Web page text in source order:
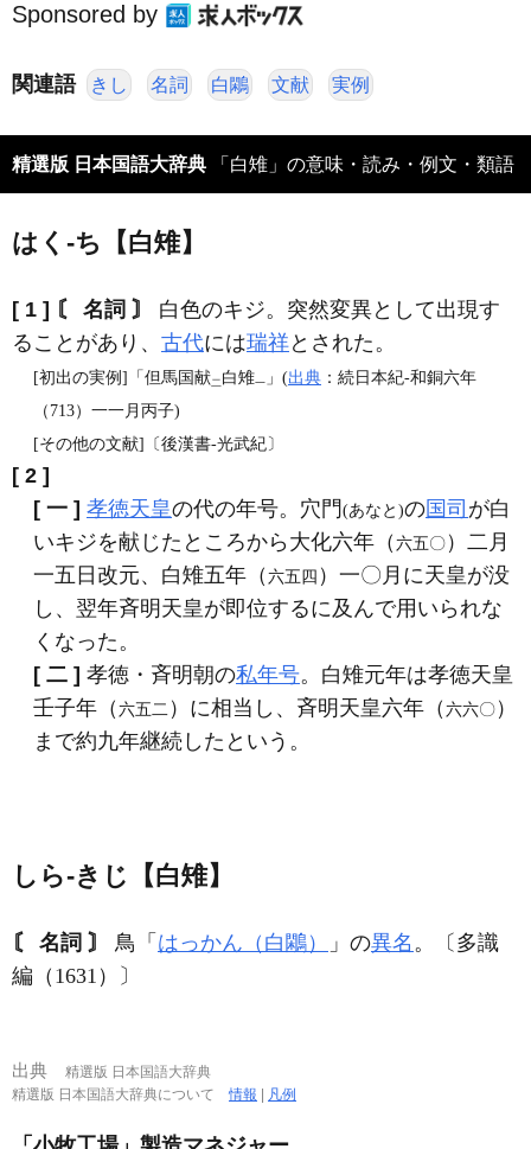
Sponsored by
関連語 きし 名詞 白鷴 文献 実例
精選版 日本国語大辞典 「白雉」の意味・読み・例文・類語
はく‐ち【白雉】
[ 1 ] 〘 名詞 〙
白色のキジ。突然変異として出現す
ることがあり、 古代には瑞祥とされた。
[初出の実例]「但馬国献二白雉一 」(出典 ：続日本紀‐和銅六年
（713）一一月丙子)
[その他の文献]〔後漢書‐光武紀〕
[ 2 ]
[ 一 ] 孝徳天皇の代の年号。穴門(あなと)の国司 が白
いキジを献じたところから大化六年（六五〇）二月
一五日改元、白雉五年（六五四 ）一〇月に天皇が没
し、翌年斉明天皇が即位するに及んで用いられな
くなった。
[ 二 ] 孝徳・斉明朝の私年号。白雉元年は孝徳天皇
壬子年（六五二 ）に相当し、斉明天皇六年（六六〇）
まで約九年継続したという。
しら‐きじ【白雉】
〘 名詞 〙 鳥「 はっかん（白鷴） 」の異名 。〔多識
編（1631）〕
出典
精選版 日本国語大辞典
精選版 日本国語大辞典について情報 凡例